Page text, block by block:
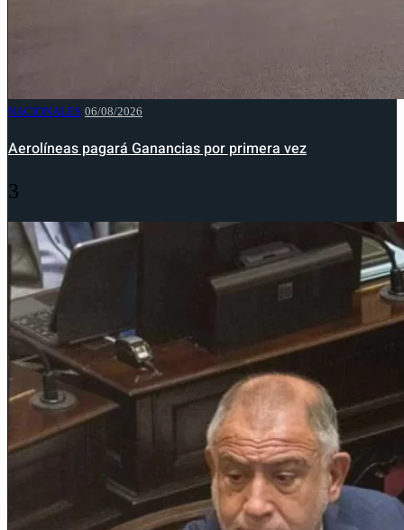
NACIONALES 06/08/2026
Aerolíneas pagará Ganancias por primera vez
3